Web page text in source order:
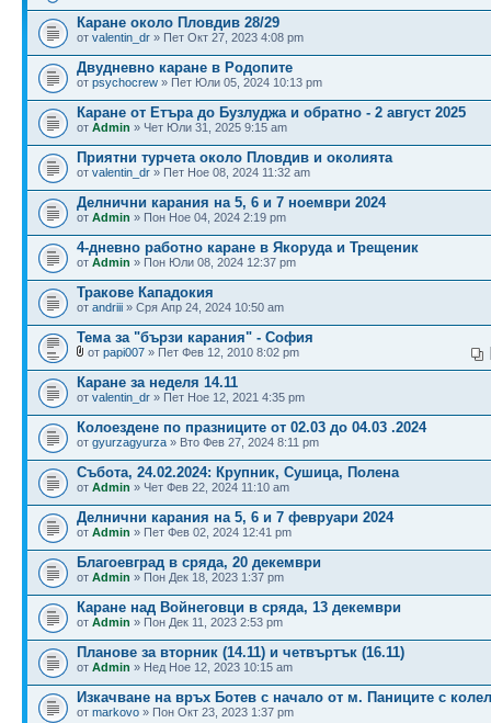
Каране около Пловдив 28/29
от valentin_dr » Пет Окт 27, 2023 4:08 pm
Двудневно каране в Родопите
от psychocrew » Пет Юли 05, 2024 10:13 pm
Каране от Етъра до Бузлуджа и обратно - 2 август 2025
от Admin » Чет Юли 31, 2025 9:15 am
Приятни турчета около Пловдив и околията
от valentin_dr » Пет Ное 08, 2024 11:32 am
Делнични карания на 5, 6 и 7 ноември 2024
от Admin » Пон Ное 04, 2024 2:19 pm
4-дневно работно каране в Якоруда и Трещеник
от Admin » Пон Юли 08, 2024 12:37 pm
Тракове Кападокия
от andriii » Сря Апр 24, 2024 10:50 am
Тема за "бързи карания" - София
от papi007 » Пет Фев 12, 2010 8:02 pm
Каране за неделя 14.11
от valentin_dr » Пет Ное 12, 2021 4:35 pm
Колоездене по празниците от 02.03 до 04.03 .2024
от gyurzagyurza » Вто Фев 27, 2024 8:11 pm
Събота, 24.02.2024: Крупник, Сушица, Полена
от Admin » Чет Фев 22, 2024 11:10 am
Делнични карания на 5, 6 и 7 февруари 2024
от Admin » Пет Фев 02, 2024 12:41 pm
Благоевград в сряда, 20 декември
от Admin » Пон Дек 18, 2023 1:37 pm
Каране над Войнеговци в сряда, 13 декември
от Admin » Пон Дек 11, 2023 2:53 pm
Планове за вторник (14.11) и четвъртък (16.11)
от Admin » Нед Ное 12, 2023 10:15 am
Изкачване на връх Ботев с начало от м. Паниците с
от markovo » Пон Окт 23, 2023 1:37 pm